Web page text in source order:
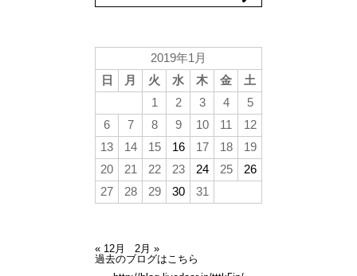
2019年1月
日
月 火 水 木 金
土
1
2 3 4
5
6
7 8 9 10 11
12
13
14 15 16 17 18
19
20
21 22 23 24 25
26
27
28 29 30 31
« 12月
2月 »
過去のブログはこちら